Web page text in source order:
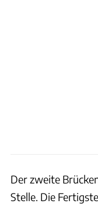
Der zweite
Stelle. Die